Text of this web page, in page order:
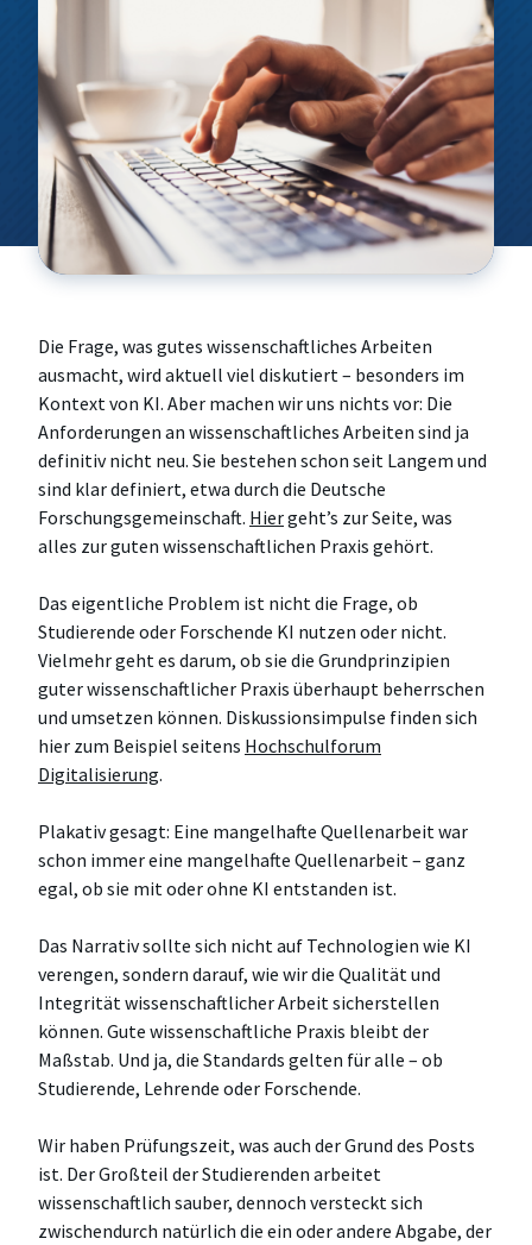
Women in Leadership
Foundations for Business Success
Strategic Business & Innovation
Future Leadership & Organizational
Excellence
Arbeitswelt, Markt & Kultur
CEO- & C-Level Voices
Wissenschaft to Go
Speakers Corner
Die Frage, was gutes wissenschaftliches Arbeiten
ausmacht, wird aktuell viel diskutiert – besonders im
Kontext von KI. Aber machen wir uns nichts vor: Die
Anforderungen an wissenschaftliches Arbeiten sind ja
definitiv nicht neu. Sie bestehen schon seit Langem und
sind klar definiert, etwa durch die Deutsche
Forschungsgemeinschaft. Hiergeht’s zur Seite, was
alles zur guten wissenschaftlichen Praxis gehört.
Das eigentliche Problem ist nicht die Frage, ob
Studierende oder Forschende KI nutzen oder nicht.
Vielmehr geht es darum, ob sie die Grundprinzipien
guter wissenschaftlicher Praxis überhaupt beherrschen
und umsetzen können. Diskussionsimpulse finden sich
hier zum Beispiel seitens Hochschulforum
Digitalisierung.
Plakativ gesagt: Eine mangelhafte Quellenarbeit war
schon immer eine mangelhafte Quellenarbeit – ganz
egal, ob sie mit oder ohne KI entstanden ist.
Das Narrativ sollte sich nicht auf Technologien wie KI
verengen, sondern darauf, wie wir die Qualität und
Integrität wissenschaftlicher Arbeit sicherstellen
können. Gute wissenschaftliche Praxis bleibt der
Maßstab. Und ja, die Standards gelten für alle – ob
Studierende, Lehrende oder Forschende.
Wir haben Prüfungszeit, was auch der Grund des Posts
ist. Der Großteil der Studierenden arbeitet
wissenschaftlich sauber, dennoch versteckt sich
zwischendurch natürlich die ein oder andere Abgabe, der